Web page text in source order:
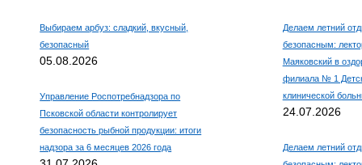
Выбираем арбуз: сладкий, вкусный,
безопасный
05.08.2026
Управление Роспотребнадзора по
Псковской области контролирует
безопасность рыбной продукции: итоги
надзора за 6 месяцев 2026 года
Делаем летний
безопасным:
Маяковский в
филиала № 1
клинической
24.07.2026
Делаем летний